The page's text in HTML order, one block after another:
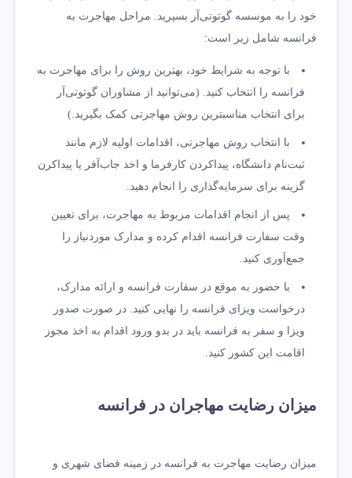
خود را به موسسه گوتوتی‌آر بسپرید. مراحل مهاجرت به
فرانسه شامل زیر است:
با توجه به شرایط خود، بهترین روش را برای مهاجرت به
فرانسه را انتخاب کنید. (می‌توانید از مشاوران گوتوتی‌آر
برای انتخاب مناسبترین روش مهاجرتی کمک بگیرید.)
با انتخاب روش مهاجرتی، اقدامات اولیه لازم مانند
ثبت‌نام دانشگاه، پیداکردن کارفرما و اخذ جاب‌آفر یا پیداکرن
گزینه برای سرمایه‌گذاری را انجام دهید.
پس از انجام اقدامات مربوط به مهاجرت، برای تعیین
وقت سفارت فرانسه اقدام کرده و مدارک موردنیاز را
جمع‌آوری کنید.
با حضور به موقع در سفارت فرانسه و ارائه مدارک،
درخواست ویزای فرانسه را نهایی کنید. در صورت صدور
ویزا و سفر به فرانسه باید در بدو ورود اقدام به اخذ مجوز
اقامت این کشور کنید.
میزان رضایت مهاجران در فرانسه
میزان رضایت مهاجرت به فرانسه در زمینه فضای شهری و